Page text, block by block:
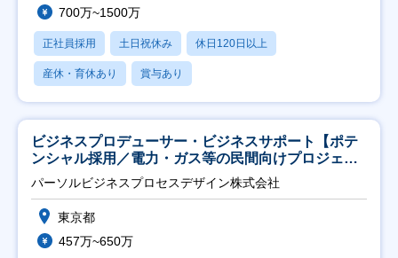
700万~1500万
正社員採用 土日祝休み 休日120日以上
産休・育休あり 賞与あり
ビジネスプロデューサー・ビジネスサポート【ポテ
ンシャル採用／電力・ガス等の民間向けプロジェク
ト推進】
パーソルビジネスプロセスデザイン株式会社
東京都
457万~650万